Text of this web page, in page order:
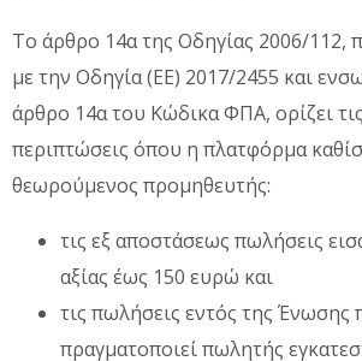
Το άρθρο 14α της Οδηγίας 2006/112,
με την Οδηγία (ΕΕ) 2017/2455 και
άρθρο 14α του Κώδικα ΦΠΑ, ορίζει
περιπτώσεις όπου η πλατφόρμα
θεωρούμενος προμηθευτής:
τις εξ αποστάσεως πωλήσεις
αξίας έως 150 ευρώ και
τις πωλήσεις εντός της Ένωσης
πραγματοποιεί πωλητής